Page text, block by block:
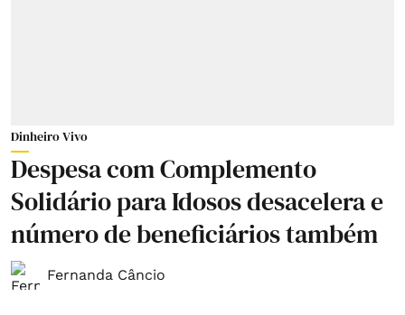
Dinheiro Vivo
Despesa com Complemento
Solidário para Idosos desacelera e
número de beneficiários também
Fernanda Câncio